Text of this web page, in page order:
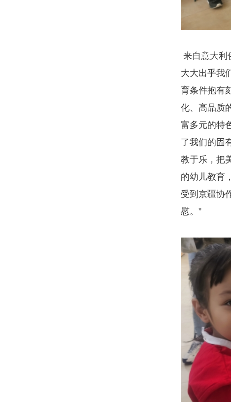
来自意大利
大大出乎我
育条件抱有
化、高品质
富多元的特
了我们的固
教于乐，把
的幼儿教育
受到京疆协
慰。”